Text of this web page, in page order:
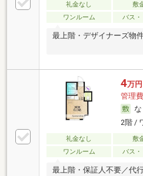
礼金なし 敷
ワンルーム
バス
最上階・デザイナーズ物
4万円
管理
な
2階 /
礼金なし 敷
ワンルーム
バス・
最上階・保証人不要／代